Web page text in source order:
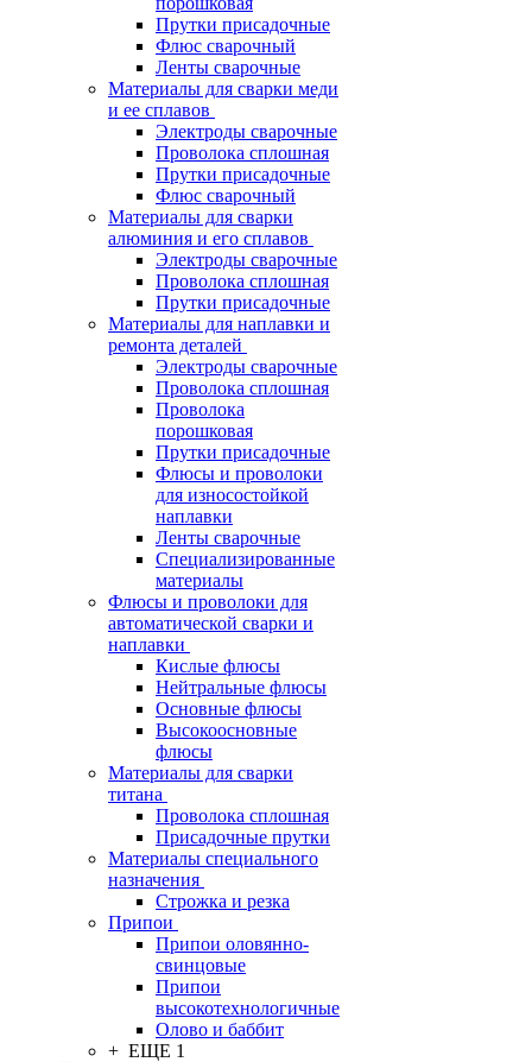
Прутки присадочные
Флюс сварочный
Ленты сварочные
Материалы для сварки меди
и ее сплавов
Электроды сварочные
Проволока сплошная
Прутки присадочные
Флюс сварочный
Материалы для сварки
алюминия и его сплавов
Электроды сварочные
Проволока сплошная
Прутки присадочные
Материалы для наплавки и
ремонта деталей
Электроды сварочные
Проволока сплошная
Проволока
порошковая
Прутки присадочные
Флюсы и проволоки
для износостойкой
наплавки
Ленты сварочные
Специализированные
материалы
Флюсы и проволоки для
автоматической сварки и
наплавки
Кислые флюсы
Нейтральные флюсы
Основные флюсы
Высокоосновные
флюсы
Материалы для сварки
титана
Проволока сплошная
Присадочные прутки
Материалы специального
назначения
Строжка и резка
Припои
Припои оловянно-
свинцовые
Припои
высокотехнологичные
Олово и баббит
+ ЕЩЕ 1